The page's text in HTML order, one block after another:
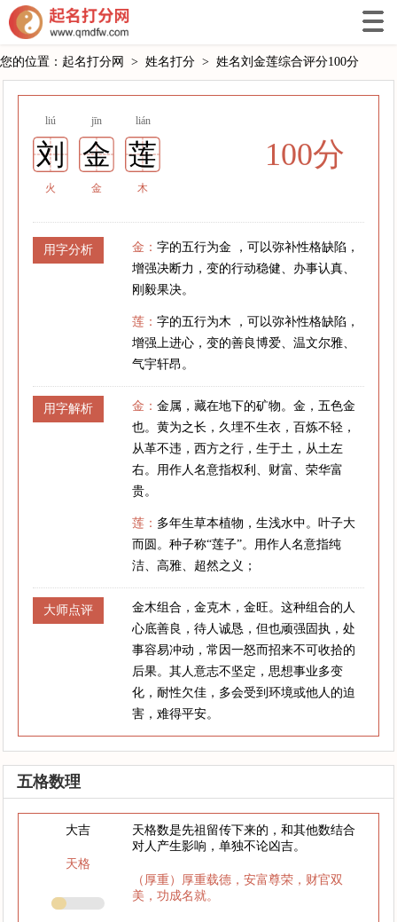
您的位置： 起名打分网 > 姓名打分 > 姓名刘金莲综合评分100分
liú jīn lián
刘 金 莲
火 金 木
100分
用字分析 金：字的五行为金 ，可以弥补性格缺陷，
增强决断力，变的行动稳健、办事认真、
刚毅果决。
莲：字的五行为木 ，可以弥补性格缺陷，
增强上进心，变的善良博爱、温文尔雅、
气宇轩昂。
用字解析 金：金属，藏在地下的矿物。金，五色金
也。黄为之长，久埋不生衣，百炼不轻，
从革不违，西方之行，生于土，从土左
右。用作人名意指权利、财富、荣华富
贵。
莲： 多年生草本植物，生浅水中。叶子大
而圆。种子称“莲子”。用作人名意指纯
洁、高雅、超然之义；
大师点评
金木组合，金克木，金旺。这种组合的人
心底善良，待人诚恳，但也顽强固执，处
事容易冲动，常因一怒而招来不可收拾的
后果。其人意志不坚定，思想事业多变
化，耐性欠佳，多会受到环境或他人的迫
害，难得平安。
五格数理
大吉
天格
天格数是先祖留传下来的，和其他数结合
对人产生影响，单独不论凶吉。
（厚重）厚重载德，安富尊荣，财官双
美，功成名就。